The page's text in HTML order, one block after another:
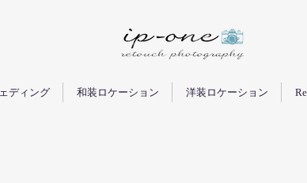
ディング 和装ロケーション 洋装ロケーション